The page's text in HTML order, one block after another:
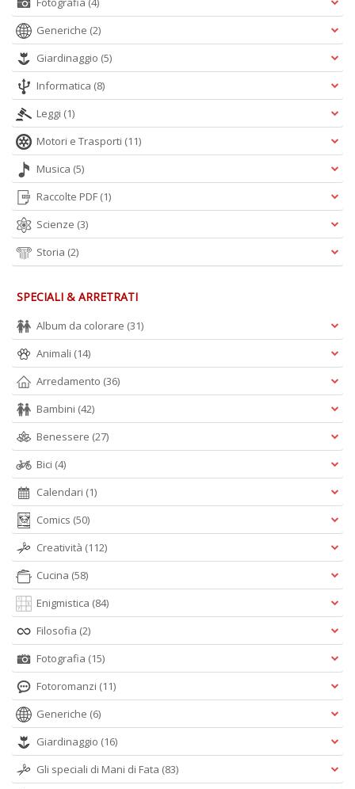
Generiche (2)
Giardinaggio (5)
Informatica (8)
Leggi (1)
Motori e Trasporti (11)
Musica (5)
Raccolte PDF (1)
Scienze (3)
Storia (2)
SPECIALI & ARRETRATI
Album da colorare (31)
Animali (14)
Arredamento (36)
Bambini (42)
Benessere (27)
Bici (4)
Calendari (1)
Comics (50)
Creatività (112)
Cucina (58)
Enigmistica (84)
Filosofia (2)
Fotografia (15)
Fotoromanzi (11)
Generiche (6)
Giardinaggio (16)
Gli speciali di Mani di Fata (83)